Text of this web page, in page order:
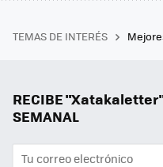
TEMAS DE INTERÉS
RECIBE
SEMANAL